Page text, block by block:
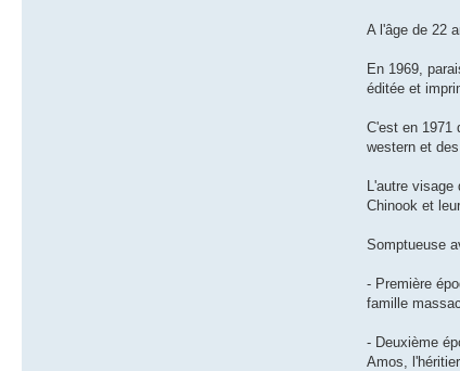
A l'âge de 22
En 1969,
éditée et
C'est en 1971
western et
L'autre
Chinook et
Somptueuse
- Première
famille
- Deuxième
Amos,